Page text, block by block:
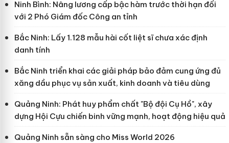
Ninh Bình: Nâng lương cấp bậc hàm trước thời hạn đối
với 2 Phó Giám đốc Công an tỉnh
Bắc Ninh: Lấy 1.128 mẫu hài cốt liệt sĩ chưa xác định
danh tính
Bắc Ninh triển khai các giải pháp bảo đảm cung ứng đủ
xăng dầu phục vụ sản xuất, kinh doanh và tiêu dùng
Quảng Ninh: Phát huy phẩm chất "Bộ đội Cụ Hồ", xây
dựng Hội Cựu chiến binh vững mạnh, hoạt động hiệu quả
Quảng Ninh sẵn sàng cho Miss World 2026